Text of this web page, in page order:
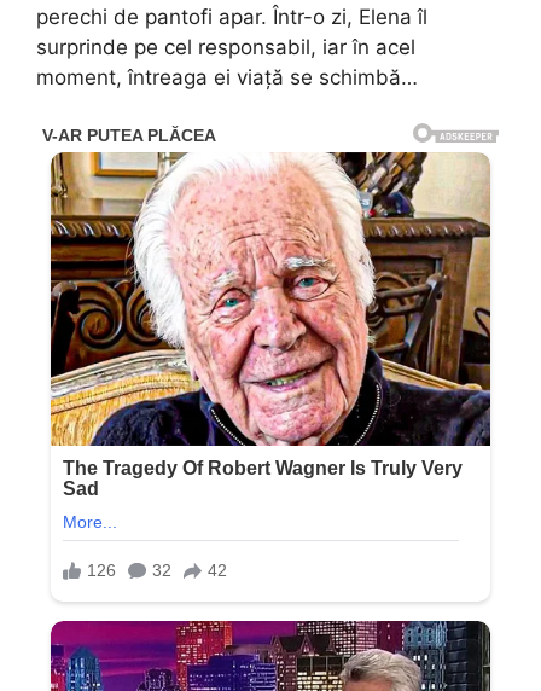
perechi de pantofi apar. Într-o zi, Elena îl
surprinde pe cel responsabil, iar în acel
moment, întreaga ei viață se schimbă…